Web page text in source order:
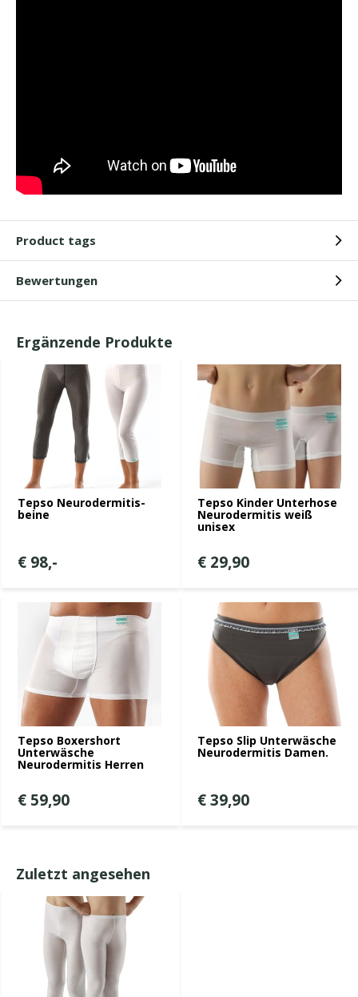
Product tags
Bewertungen
Ergänzende Produkte
Tepso Neurodermitis-
beine
€ 98,-
Tepso Kinder Unterhose
Neurodermitis weiß
unisex
€ 29,90
Tepso Boxershort
Unterwäsche
Neurodermitis Herren
€ 59,90
Tepso Slip Unterwäsche
Neurodermitis Damen.
€ 39,90
Zuletzt angesehen